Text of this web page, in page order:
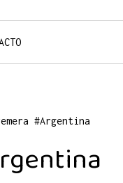
#Argentina